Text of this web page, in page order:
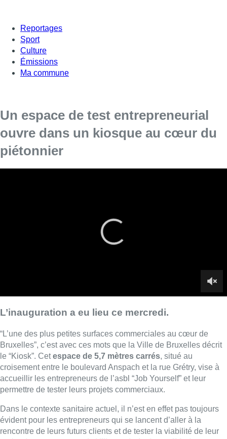
Reportages
Sport
Culture
Émissions
Ma commune
Un espace de test entrepreneurial
ouvre dans un kiosque au cœur du
piétonnier
espace de 5,7 mètres carrés
croisement entre le boulevard Anspach et la rue Grétry, vise à
accueillir les entrepreneurs de l’asbl “Job Yourself” et leur
Dans le contexte sanitaire actuel, il n’est en effet pas toujours
rencontre de leurs futurs clients et de tester la viabilité de leur
de visibilité. Concrètement, les entrepreneurs des
mois, seul ou à plusieurs. À terme, si l’expérience est
concluante, ils peuvent ainsi plus sereinement rechercher un
espace commercial permanent.
►Voir aussi notre reportage | Etterbeek : la commune
propose une formation gratuite pour les jeunes entrepreneurs
“À travers l’accompagnement et la possibilité de tester son
projet, la Ville offre un soutien direct à la création
entrepreneuriale et renforce son projet commercial sur la zone